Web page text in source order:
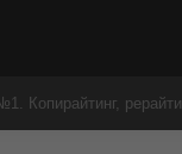
Копирайтинг,